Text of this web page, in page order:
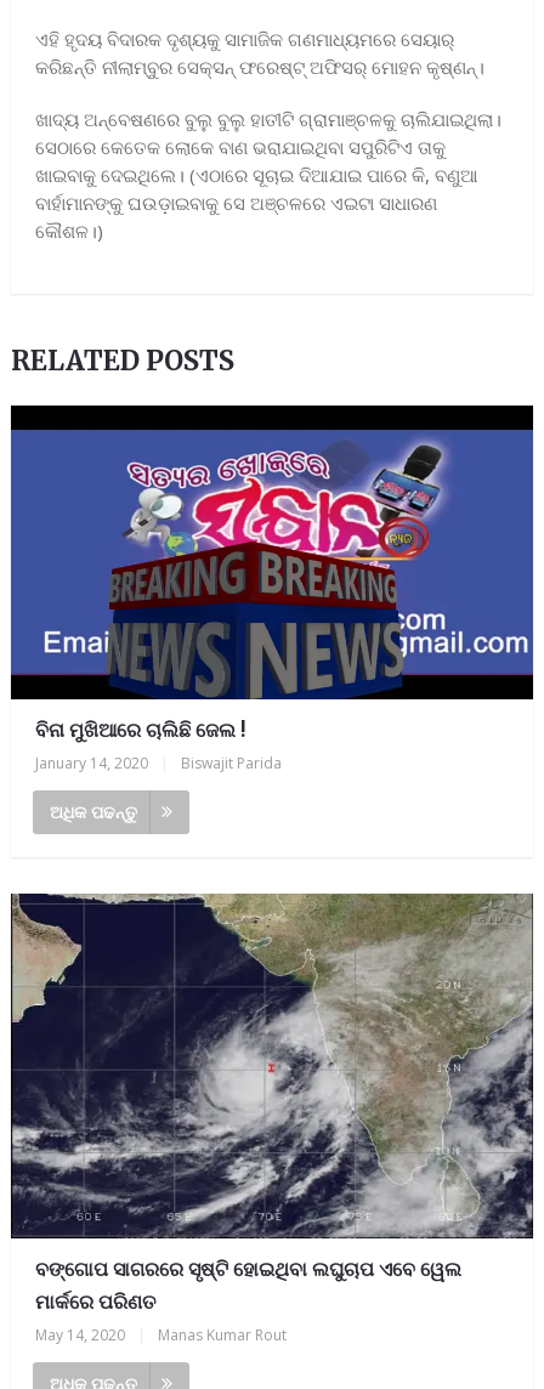
ଏହି ହୃଦୟ ବିଦାରକ ଦୃଶ୍ୟକୁ ସାମାଜିକ ଗଣମାଧ୍ୟମରେ ସେୟାର୍‌
କରିଛନ୍ତି ନୀଲାମ୍ବୁର ସେକ୍‌ସନ୍ ଫରେଷ୍ଟ୍ ଅଫିସର୍ ମୋହନ କୃଷ୍ଣନ୍।
ଖାଦ୍ୟ ଅନ୍ବେଷଣରେ ବୁଲୁ ବୁଲୁ ହାତୀଟି ଗ୍ରାମାଞ୍ଚଳକୁ ଚାଲିଯାଇଥିଲା।
ସେଠାରେ କେତେକ ଲୋକେ ବାଣ ଭରାଯାଇଥିବା ସପୁରିଟିଏ ତାକୁ
ଖାଇବାକୁ ଦେଇଥିଲେ। (ଏଠାରେ ସୂଚାଇ ଦିଆଯାଇ ପାରେ କି, ବଣୁଆ
ବାର୍ହାମାନଙ୍କୁ ଘଉଡ଼ାଇବାକୁ ସେ ଅଞ୍ଚଳରେ ଏଇଟା ସାଧାରଣ
କୌଶଳ।)
RELATED POSTS
ବିନା ମୁଖିଆରେ ଚାଲିଛି ଜେଲ !
January 14, 2020 Biswajit Parida
ଅଧିକ ପଢନ୍ତୁ
ବଙ୍ଗୋପ ସାଗରରେ ସୃଷ୍ଟି ହୋଇଥିବା ଲଘୁଚାପ ଏବେ ୱେଲ
ମାର୍କରେ ପରିଣତ
May 14, 2020 Manas Kumar Rout
ଅଧିକ ପଢନ୍ତୁ